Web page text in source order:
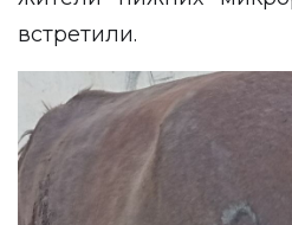
встретили.